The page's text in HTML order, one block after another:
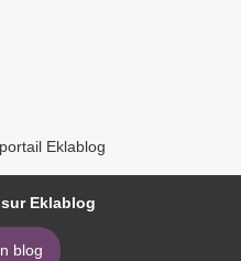
Eklablog
Eklablog
blog